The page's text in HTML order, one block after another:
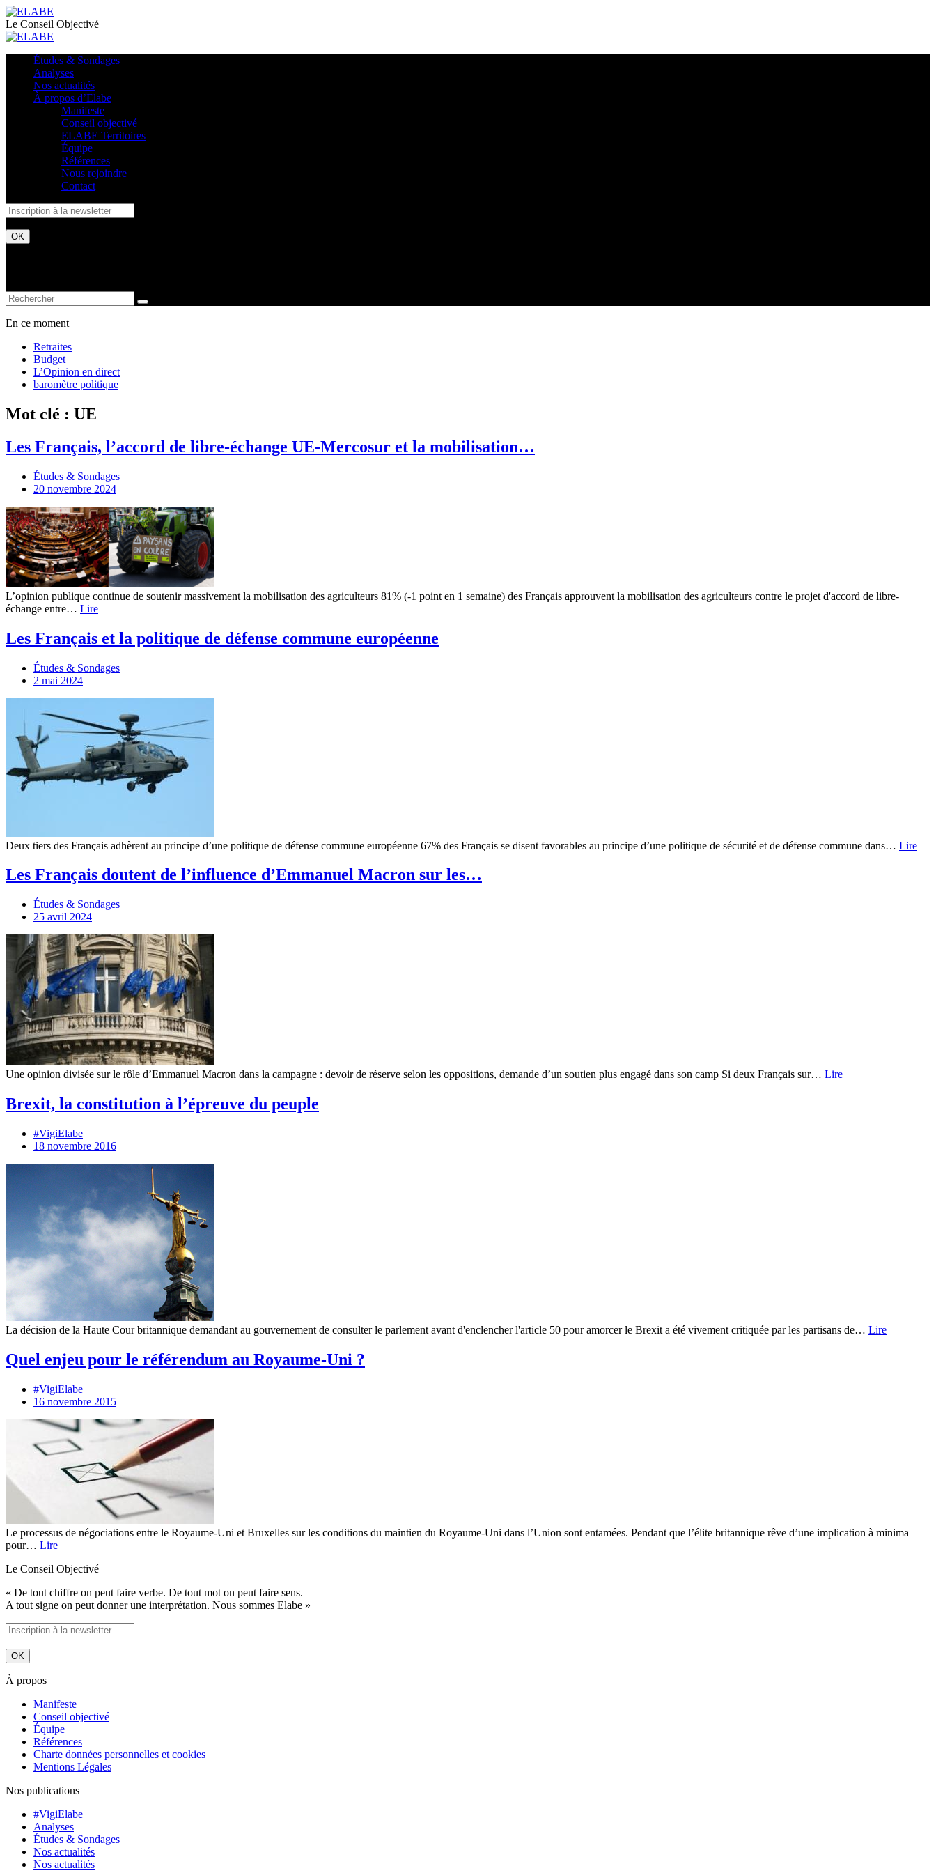
Le Conseil Objectivé
Études & Sondages
Analyses
Nos actualités
À propos d’Elabe
Manifeste
Conseil objectivé
ELABE Territoires
Équipe
Références
Nous rejoindre
Contact
En ce moment
Retraites
Budget
L’Opinion en direct
baromètre politique
Mot clé : UE
Les Français, l’accord de libre-échange UE-Mercosur et la mobilisation…
Études & Sondages
20 novembre 2024
L’opinion publique continue de soutenir massivement la mobilisation des agriculteurs 81% (-1 point en 1 semaine) des Français approuvent la mobilisation des agriculteurs contre le projet d'accord de libre-
échange entre… Lire
Les Français et la politique de défense commune européenne
Études & Sondages
2 mai 2024
Deux tiers des Français adhèrent au principe d’une politique de défense commune européenne 67% des Français se disent favorables au principe d’une politique de sécurité et de défense commune dans… Lire
Les Français doutent de l’influence d’Emmanuel Macron sur les…
Études & Sondages
25 avril 2024
Une opinion divisée sur le rôle d’Emmanuel Macron dans la campagne : devoir de réserve selon les oppositions, demande d’un soutien plus engagé dans son camp Si deux Français sur… Lire
Brexit, la constitution à l’épreuve du peuple
#VigiElabe
18 novembre 2016
La décision de la Haute Cour britannique demandant au gouvernement de consulter le parlement avant d'enclencher l'article 50 pour amorcer le Brexit a été vivement critiquée par les partisans de… Lire
Quel enjeu pour le référendum au Royaume-Uni ?
#VigiElabe
16 novembre 2015
Le processus de négociations entre le Royaume-Uni et Bruxelles sur les conditions du maintien du Royaume-Uni dans l’Union sont entamées. Pendant que l’élite britannique rêve d’une implication à minima
pour… Lire
Le Conseil Objectivé
« De tout chiffre on peut faire verbe. De tout mot on peut faire sens.
A tout signe on peut donner une interprétation. Nous sommes Elabe »
À propos
Manifeste
Conseil objectivé
Équipe
Références
Charte données personnelles et cookies
Mentions Légales
Nos publications
#VigiElabe
Analyses
Études & Sondages
Nos actualités
Nos actualités